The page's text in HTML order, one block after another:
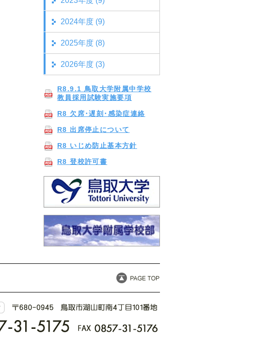
2024年度 (9)
2025年度 (8)
2026年度 (3)
R8.9.1 鳥取大学附属中学校
教員採用試験実施要項
R8 欠席･遅刻･感染症連絡
R8 出席停止について
R8 いじめ防止基本方針
R8 登校許可書